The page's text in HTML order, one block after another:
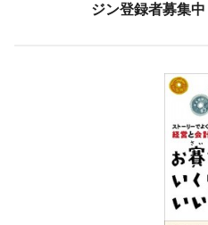
ジン登録者募集中